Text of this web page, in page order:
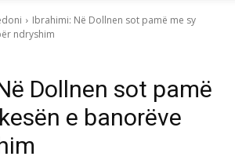
Ibrahimi: Në Dollnen sot pamë me sy
ndryshim
Dollnen sot pamë
e banorëve